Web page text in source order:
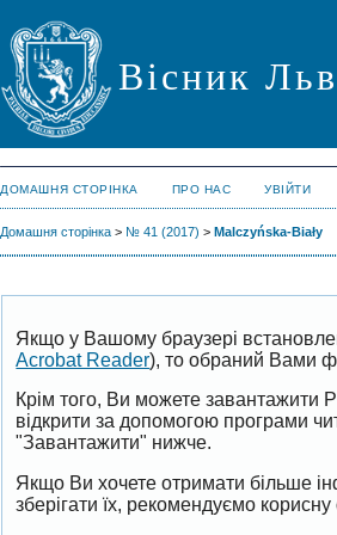
Вісник
ДОМАШНЯ СТОРІНКА ПРО НАС УВІЙТИ
Домашня сторінка > № 41 (2017) >Malczyńska-Biały
Якщо у Вашому браузері
Acrobat Reader), то обраний Вами
Крім того, Ви можете завантажити
відкрити за допомогою програми
"Завантажити" нижче.
Якщо Ви хочете отримати більше
зберігати їх, рекомендуємо